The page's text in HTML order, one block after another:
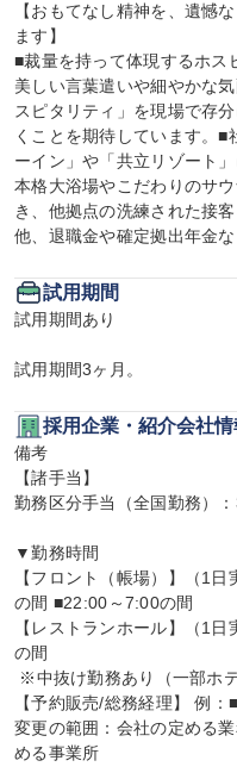
【おもてなし精神を、遺憾
ます】
■裁量を持って体現するホス
美しい言葉遣いや細やかな
スピタリティ」を現場で存
くことを期待しています。■
ーイン」や「共立リゾート
本格大浴場やこだわりのサ
き、他拠点の洗練された接
他、退職金や確定拠出年金
試用期間
試用期間あり
試用期間3ヶ月。
採用企業・紹介会社情
備考
【諸手当】
勤務区分手当（全国勤務）
▼勤務時間
【フロント（帳場）】（1
の間 ■22:00～7:00の間
【レストランホール】（1
の間
【予約販売/総務経理】 例
変更の範囲：会社の定める
める事業所